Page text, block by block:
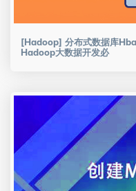
[Hadoop] 分布式数据库
Hadoop大数据开发必